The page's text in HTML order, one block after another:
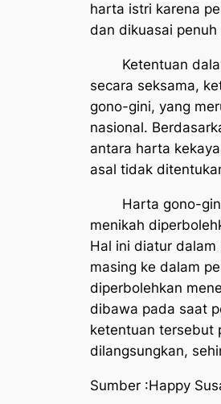
harta istri karena
dan dikuasai
Ketentuan dalam
secara seksama,
gono-gini, yang
nasional.
antara harta
asal tidak
Harta gono-gini
menikah
Hal ini diatur
masing ke dalam
diperbolehkan
dibawa pada saat
ketentuan tersebut
dilangsungkan,
Sumber :Happy